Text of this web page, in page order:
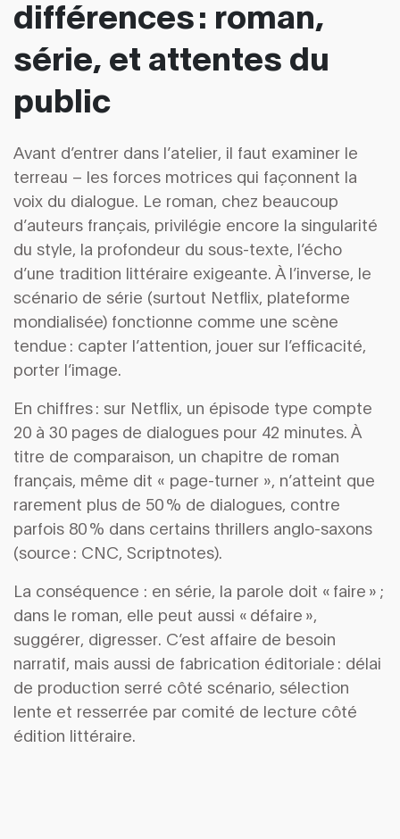
différences : roman,
série, et attentes du
public
Avant d’entrer dans l’atelier, il faut examiner le
terreau – les forces motrices qui façonnent la
voix du dialogue. Le roman, chez beaucoup
d’auteurs français, privilégie encore la singularité
du style, la profondeur du sous-texte, l’écho
d’une tradition littéraire exigeante. À l’inverse, le
scénario de série (surtout Netflix, plateforme
mondialisée) fonctionne comme une scène
tendue : capter l’attention, jouer sur l’efficacité,
porter l’image.
En chiffres : sur Netflix, un épisode type compte
20 à 30 pages de dialogues pour 42 minutes. À
titre de comparaison, un chapitre de roman
français, même dit « page-turner », n’atteint que
rarement plus de 50 % de dialogues, contre
parfois 80 % dans certains thrillers anglo-saxons
(source : CNC, Scriptnotes).
La conséquence : en série, la parole doit « faire » ;
dans le roman, elle peut aussi « défaire »,
suggérer, digresser. C’est affaire de besoin
narratif, mais aussi de fabrication éditoriale : délai
de production serré côté scénario, sélection
lente et resserrée par comité de lecture côté
édition littéraire.